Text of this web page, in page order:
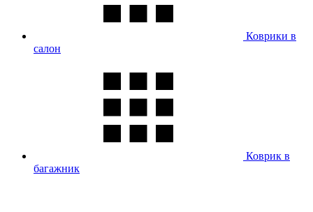
Коврики в
салон
Коврик в
багажник